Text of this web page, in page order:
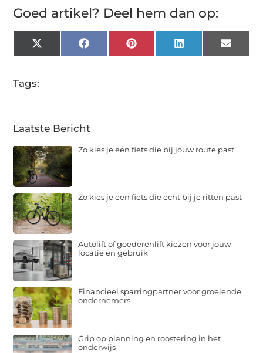
Goed artikel? Deel hem dan op:
X
(Twitter)
FacebookPinterestLinkedInEmail
Tags:
Laatste Bericht
Zo kies je een fiets die bij jouw route past
Zo kies je een fiets die echt bij je ritten past
Autolift of goederenlift kiezen voor jouw
locatie en gebruik
Financieel sparringpartner voor groeiende
ondernemers
Grip op planning en roostering in het
onderwijs